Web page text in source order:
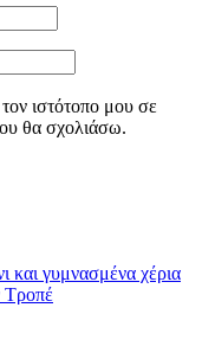
ιστότοπο μου σε
θα σχολιάσω.
και γυμνασμένα χέρια
Τροπέ